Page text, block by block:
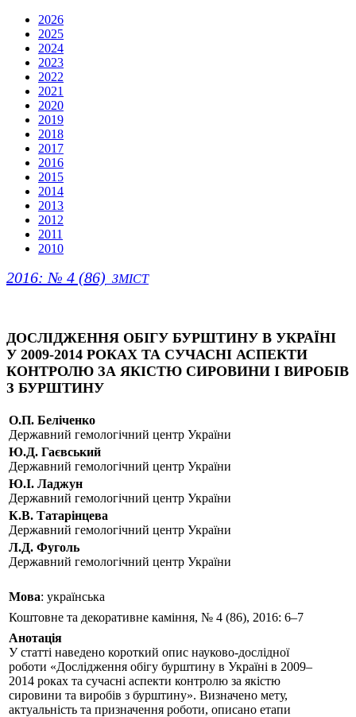
2026
2025
2024
2023
2022
2021
2020
2019
2018
2017
2016
2015
2014
2013
2012
2011
2010
2016: № 4 (86) ЗМІСТ
ДОСЛІДЖЕННЯ ОБІГУ БУРШТИНУ В УКРАЇНІ
У 2009-2014 РОКАХ ТА СУЧАСНІ АСПЕКТИ
КОНТРОЛЮ ЗА ЯКІСТЮ СИРОВИНИ I ВИРОБІВ
З БУРШТИНУ
О.П. Беліченко
Державний гемологічний центр України
Ю.Д. Гаєвський
Державний гемологічний центр України
Ю.І. Ладжун
Державний гемологічний центр України
К.В. Татарінцева
Державний гемологічний центр України
Л.Д. Фуголь
Державний гемологічний центр України
Мова: українська
Коштовне та декоративне каміння, № 4 (86), 2016: 6–7
Анотація
У статті наведено короткий опис науково-дослідної
роботи «Дослідження обігу бурштину в Україні в 2009–
2014 роках та сучасні аспекти контролю за якістю
сировини та виробів з бурштину». Визначено мету,
актуальність та призначення роботи, описано етапи